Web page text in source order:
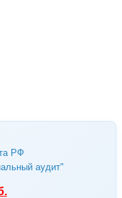
РФ
аудит"